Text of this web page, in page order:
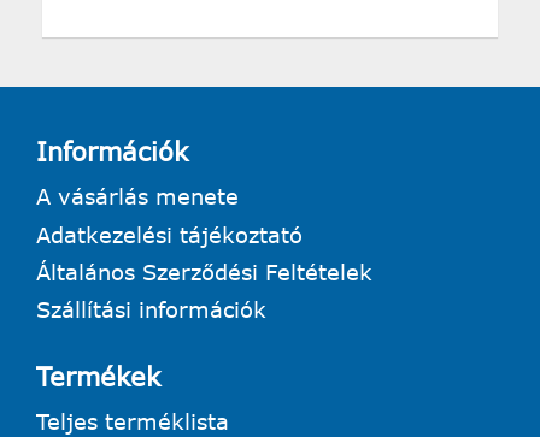
Információk
A vásárlás menete
Adatkezelési tájékoztató
Általános Szerződési Feltételek
Szállítási információk
Termékek
Teljes terméklista